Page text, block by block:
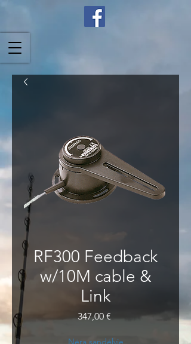
RF300 Feedback
w/10M cable &
Link
347,00 €Price
Nėra sandėlyje